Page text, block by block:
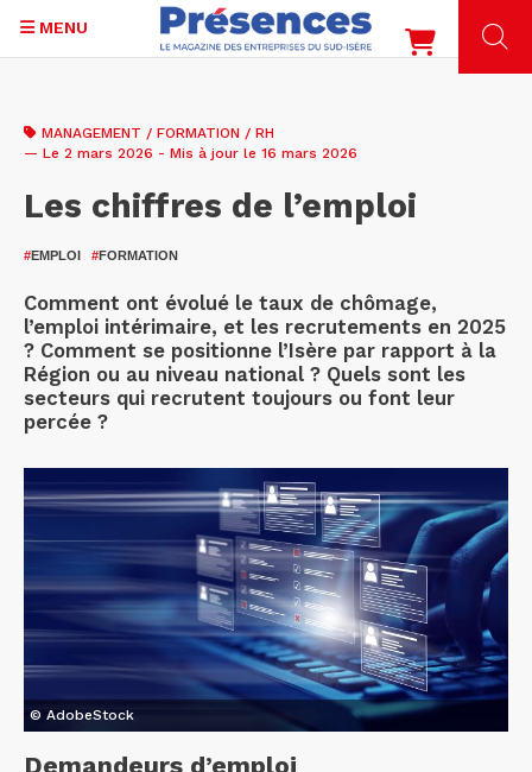
contenu
MENU
MANAGEMENT / FORMATION / RH
— Le 2 mars 2026 - Mis à jour le 16 mars 2026
Les chiffres de l’emploi
#EMPLOI #FORMATION
Comment ont évolué le taux de chômage,
l’emploi intérimaire, et les recrutements en 2025
? Comment se positionne l’Isère par rapport à la
Région ou au niveau national ? Quels sont les
secteurs qui recrutent toujours ou font leur
percée ?
© AdobeStock
Demandeurs d’emploi